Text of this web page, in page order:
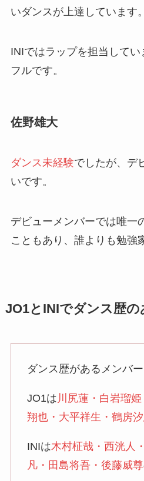
いダンスが上達しています。
INIではラップを担当して
フルです。
佐野雄大
ダンス未経験でしたが、デ
いです。
デビューメンバーでは唯一
こともあり、誰よりも勉強
JO1とINIでダンス歴
ダンス歴があるメンバ
JO1は 川尻蓮・白岩瑠
翔也・大平祥生・鶴房
INIは木村柾哉・西洸人
凡・田島将吾・後藤威尊